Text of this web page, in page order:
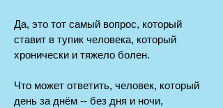
Да, это тот самый вопрос, который
ставит в тупик человека, который
хронически и тяжело болен.
Что может ответить, человек, который
день за днём -- без дня и ночи,